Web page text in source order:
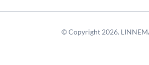
© Copyright 2026.